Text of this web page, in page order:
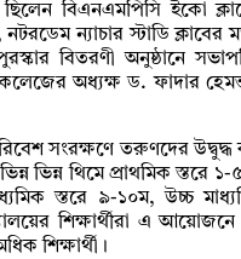
ছিলেন বিএনএমপিসি ইকো
ন্যাচার স্টাডি ক্লাবের
বিতরণী অনুষ্ঠানে
অধ্যক্ষ ড. ফাদার
সংরক্ষণে তরুণদের
ভিন্ন থিমে প্রাথমিক স্তরে
স্তরে ৯-১০ম, উচ্চ
শিক্ষার্থীরা এ
শিক্ষার্থী।